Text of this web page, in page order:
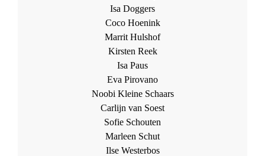
Isa Doggers
Coco Hoenink
Marrit Hulshof
Kirsten Reek
Isa Paus
Eva Pirovano
Noobi Kleine Schaars
Carlijn van Soest
Sofie Schouten
Marleen Schut
Ilse Westerbos